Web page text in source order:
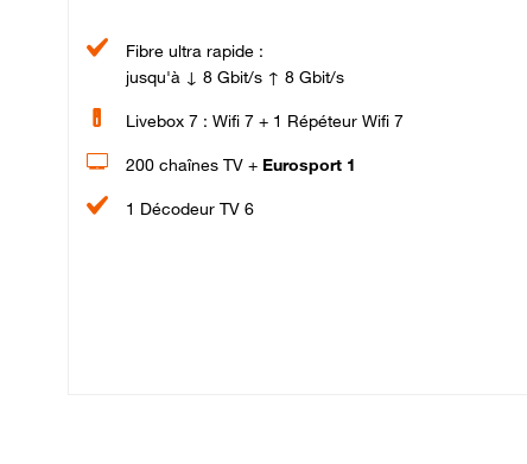
Fibre ultra rapide :
jusqu'à ↓ 8 Gbit/s ↑ 8 Gbit/s
Livebox 7 : Wifi 7 + 1 Répéteur Wifi 7
200 chaînes TV + Eurosport 1
1 Décodeur TV 6